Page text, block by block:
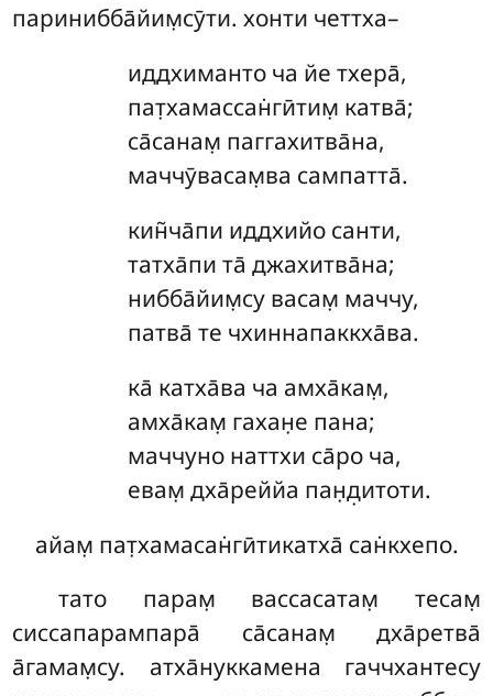
паринибба̄йим̣сӯти. хонти четтха–
иддхиманто ча йе тхера̄,
пат̣хамассан̇гӣтим̣ катва̄;
са̄санам̣ паггахитва̄на,
маччӯвасам̣ва сампатта̄.
кин̃ча̄пи иддхийо санти,
татха̄пи та̄ джахитва̄на;
нибба̄йим̣су васам̣ маччу,
патва̄ те чхиннапаккха̄ва.
ка̄ катха̄ва ча амха̄кам̣,
амха̄кам̣ гахан̣е пана;
маччуно наттхи са̄ро ча,
евам̣ дха̄реййа пан̣д̣итоти.
айам̣ пат̣хамасан̇гӣтикатха̄ сан̇кхепо.
тато парам̣ вассасатам̣ тесам̣
сиссапарампара̄ са̄санам̣ дха̄ретва̄
а̄гамам̣су. атха̄нуккамена гаччхантесу